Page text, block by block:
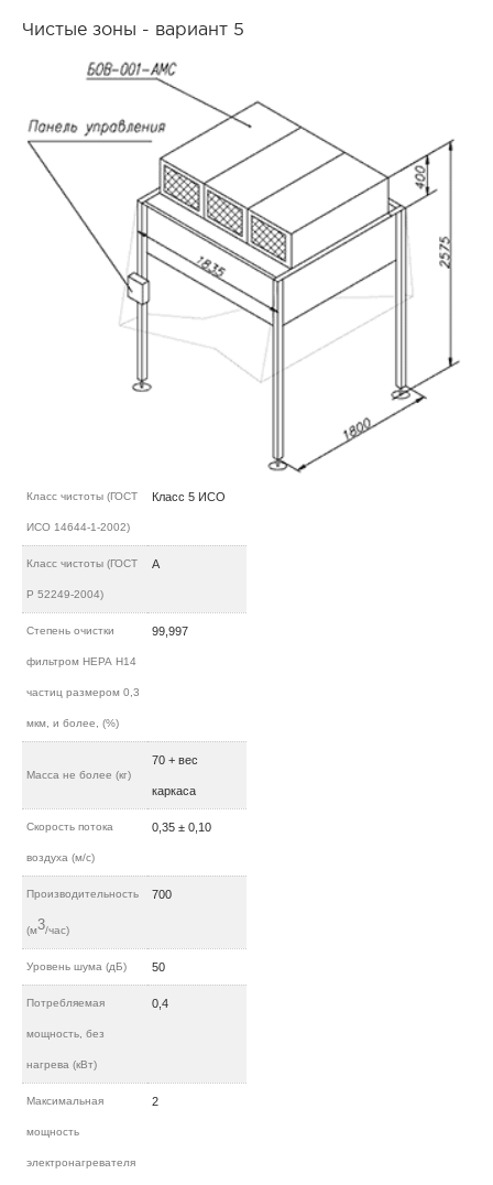
Чистые зоны - вариант 5
Класс чистоты (ГОСТ
ИСО 14644-1-2002)
Класс 5 ИСО
Класс чистоты (ГОСТ
Р 52249-2004)
А
Степень очистки
фильтром НЕРА H14
частиц размером 0,3
мкм, и более, (%)
99,997
Масса не более (кг)
70 + вес
каркаса
Скорость потока
воздуха (м/c)
0,35 ± 0,10
Производительность
(м3/час)
700
Уровень шума (дБ) 50
Потребляемая
мощность, без
нагрева (кВт)
0,4
Максимальная
мощность
электронагревателя
2